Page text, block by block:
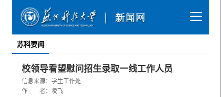
苏科要闻
校领导看望慰问招生录取一线工作人员
信息来源：学生工作处
作 者：凌飞